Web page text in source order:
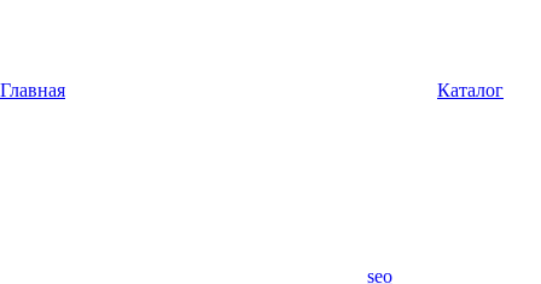
Главная Каталог
seo